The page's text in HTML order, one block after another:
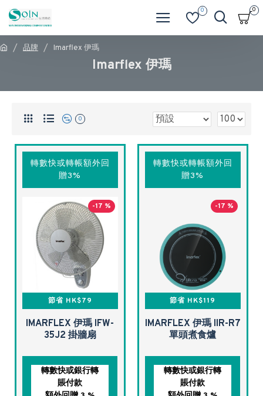
0 0
品牌 Imarflex 伊瑪
Imarflex 伊瑪
0
轉數快或轉帳額外回
贈3%
-17 %
節省 HK$79
IMARFLEX 伊瑪 IFW-
35J2 掛牆扇
轉數快或銀行轉
賬付款
轉數快或轉帳額外回
贈3%
-17 %
節省 HK$119
IMARFLEX 伊瑪 IIR-R7
單頭煮食爐
轉數快或銀行轉
賬付款